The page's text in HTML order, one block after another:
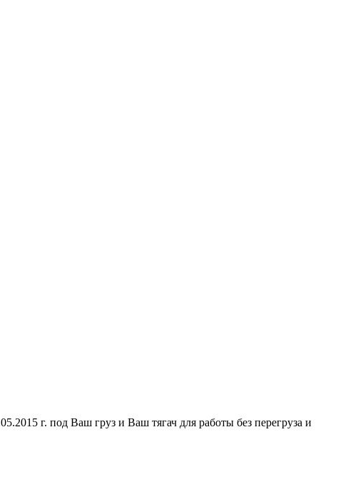
г. под Ваш груз и Ваш тягач для работы без перегруза и